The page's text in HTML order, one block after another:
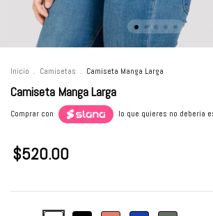
Inicio . Camisetas . Camiseta Manga Larga
Camiseta Manga Larga
Comprar con lo que quieres no deberia
$520.00